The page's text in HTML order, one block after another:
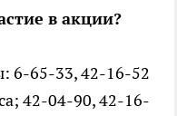
в акции?
6-65-33, 42-16-52
42-04-90, 42-16-